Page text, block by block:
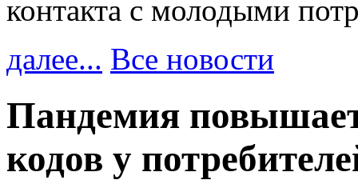
контакта с молодыми
далее... Все новости
Пандемия
кодов у